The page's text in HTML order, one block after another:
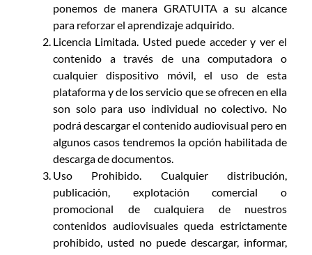
ponemos de manera GRATUITA a su alcance
para reforzar el aprendizaje adquirido.
Licencia Limitada. Usted puede acceder y ver el
contenido a través de una computadora o
cualquier dispositivo móvil, el uso de esta
plataforma y de los servicio que se ofrecen en ella
son solo para uso individual no colectivo. No
podrá descargar el contenido audiovisual pero en
algunos casos tendremos la opción habilitada de
descarga de documentos.
Uso Prohibido. Cualquier distribución,
publicación, explotación comercial o
promocional de cualquiera de nuestros
contenidos audiovisuales queda estrictamente
prohibido, usted no puede descargar, informar,